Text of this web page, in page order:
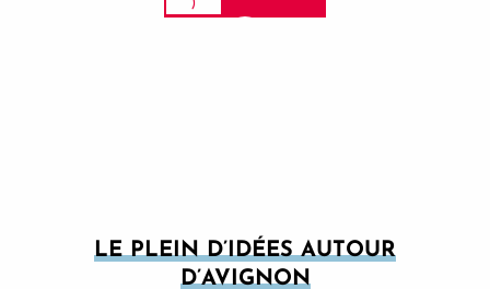
LE PLEIN D’IDÉES AUTOUR
D’AVIGNON